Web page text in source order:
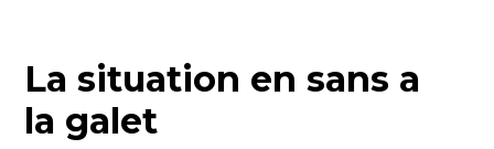
La situation en sans a
la galet